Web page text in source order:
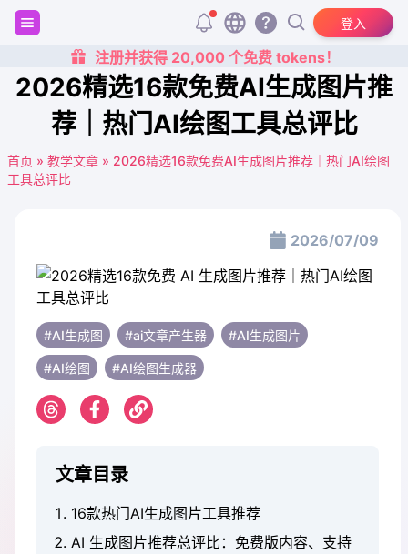
登入
注册并获得 20,000 个免费 tokens！
2026精选16款免费AI生成图片推
荐｜热门AI绘图工具总评比
首页 » 教学文章 » 2026精选16款免费AI生成图片推荐｜热门AI绘图
工具总评比
2026/07/09
#AI生成图 #ai文章产生器 #AI生成图片
#AI绘图 #AI绘图生成器
文章目录
16款热门AI生成图片工具推荐
AI 生成图片推荐总评比：免费版内容、支持